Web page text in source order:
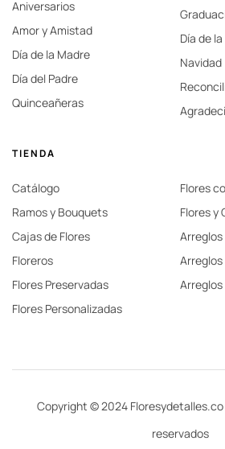
Aniversarios
Amor y Amistad
Día de la Madre
Día del Padre
Quinceañeras
Día de
Navidad
TIENDA
Catálogo
Ramos y Bouquets
Cajas de Flores
Floreros
Flores Preservadas
Flores Personalizadas
Flores
Flores y
Copyright © 2024 Floresydetalles.co
reservados